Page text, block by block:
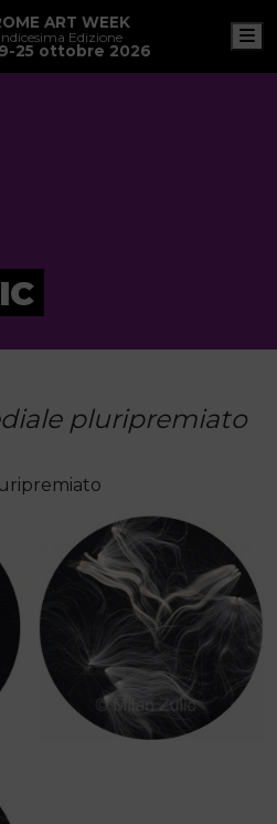
ART WEEK
Edizione
25 ottobre 2026
pluripremiato